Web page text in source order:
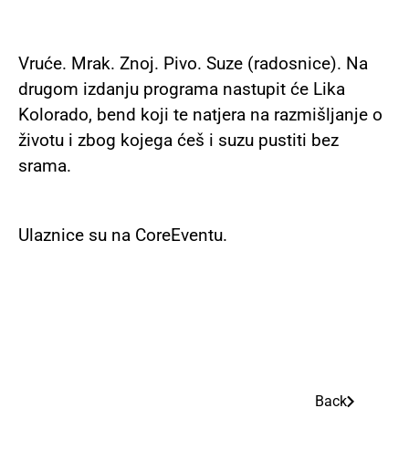
Vruće. Mrak. Znoj. Pivo. Suze (radosnice). Na
drugom izdanju programa nastupit će Lika
Kolorado, bend koji te natjera na razmišljanje o
životu i zbog kojega ćeš i suzu pustiti bez
srama.
Ulaznice su na CoreEventu.
Back